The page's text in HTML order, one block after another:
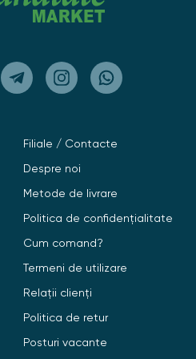
BENZYL ALCOHOL,
pentru îndepărtarea vopselei
GLICOL, ETOXIDIGLICOL,
PEG-40, GLICERINĂ,
ETHYLPARABEN,
2-NITROPROPANE-1,3-
Filiale / Contacte
Despre noi
Metode de livrare
Politica de confidențialitate
Cum comand?
Termeni de utilizare
Relații clienți
Politica de retur
Posturi vacante